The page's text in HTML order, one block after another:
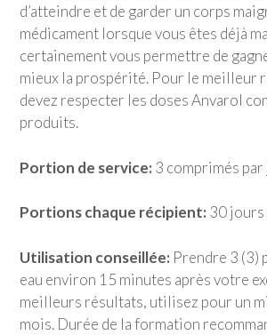
d’atteindre et de garder un corps
médicament lorsque vous êtes déjà
certainement vous permettre de
mieux la prospérité. Pour le meilleur
devez respecter les doses Anvarol
produits.
Portion de service: 3 comprimés
Portions chaque récipient: 30 jours
Utilisation conseillée: Prendre 3 (3)
eau environ 15 minutes après votre
meilleurs résultats, utilisez pour un
mois. Durée de la formation